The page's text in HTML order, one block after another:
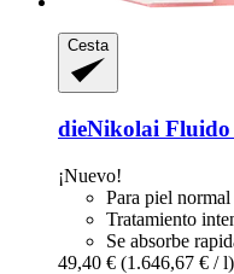
Cesta
dieNikolai Fluido
¡Nuevo!
Para piel normal
Tratamiento
Se absorbe
49,40 € (1.646,67 € / l)